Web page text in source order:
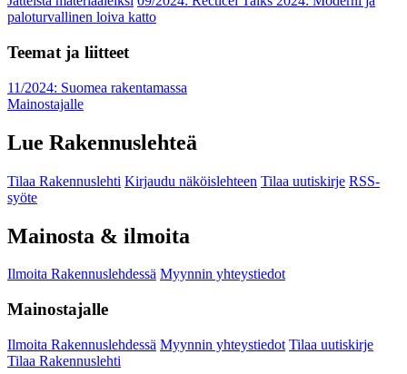
paloturvallinen loiva katto
Teemat ja liitteet
11/2024: Suomea rakentamassa
Mainostajalle
Lue Rakennuslehteä
Tilaa Rakennuslehti Kirjaudu näköislehteen Tilaa uutiskirje RSS-
syöte
Mainosta & ilmoita
Ilmoita Rakennuslehdessä Myynnin yhteystiedot
Mainostajalle
Ilmoita Rakennuslehdessä Myynnin yhteystiedot Tilaa uutiskirje
Tilaa Rakennuslehti